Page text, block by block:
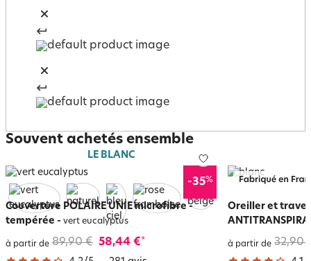
Souvent achetés ensemble
LE BLANC
-35%
Couverture POLAIRE UNIE microfibre -
tempérée - vert eucalyptus
à partir de 89,90 € 58,44 €*
Oreiller et
à partir de 32,90